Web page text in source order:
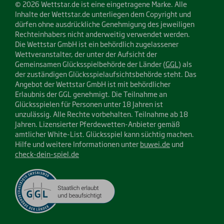
© 2026 Wettstar.de ist eine eingetragene Marke. Alle
Inhalte der Wettstar.de unterliegen dem Copyright und
dürfen ohne ausdrückliche Genehmigung des jeweiligen
Rechteinhabers nicht anderweitig verwendet werden.
Die Wettstar GmbH ist ein behördlich zugelassener
Wettveranstalter, der unter der Aufsicht der
Gemeinsamen Glücksspielbehörde der Länder (GGL ) als
der zuständigen Glücksspielaufsichtsbehörde steht. Das
Angebot der Wettstar GmbH ist mit behördlicher
Erlaubnis der GGL genehmigt. Die Teilnahme an
Glücksspielen für Personen unter 18 Jahren ist
unzulässig. Alle Rechte vorbehalten. Teilnahme ab 18
Jahren. Lizensierter Pferdewetten-Anbieter gemäß
amtlicher White-List. Glücksspiel kann süchtig machen.
Hilfe und weitere Informationen unterbuwei.deund
check-dein-spiel.de